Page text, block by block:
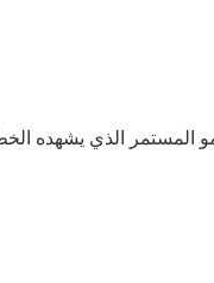
المستمر الذي يشهده